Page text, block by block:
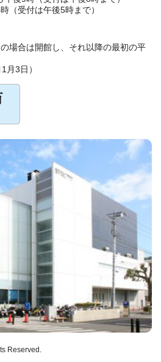
（受付は午後5時まで）
場合は開館し、それ以降の最初の平
月3日）
Reserved.